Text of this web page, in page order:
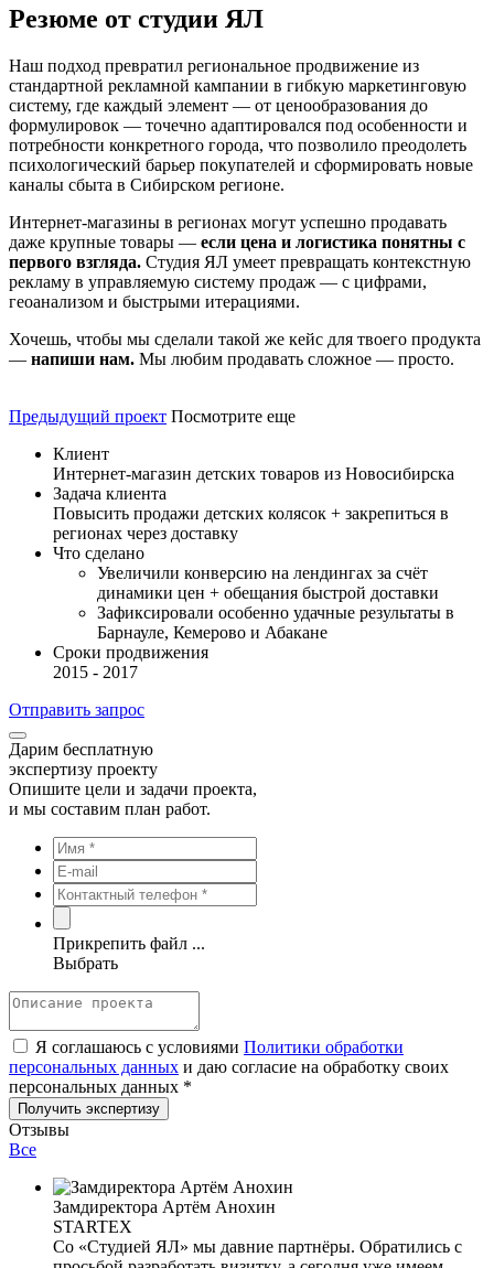
Резюме от студии ЯЛ
Наш подход превратил региональное продвижение из
стандартной рекламной кампании в гибкую маркетинговую
систему, где каждый элемент — от ценообразования до
формулировок — точечно адаптировался под особенности и
потребности конкретного города, что позволило преодолеть
психологический барьер покупателей и сформировать новые
каналы сбыта в Сибирском регионе.
Интернет-магазины в регионах могут успешно продавать
даже крупные товары — если цена и логистика понятны с
первого взгляда. Студия ЯЛ умеет превращать контекстную
рекламу в управляемую систему продаж — с цифрами,
геоанализом и быстрыми итерациями.
Хочешь, чтобы мы сделали такой же кейс для твоего продукта
— напиши нам. Мы любим продавать сложное — просто.
Предыдущий проект Посмотрите еще
Клиент
Интернет-магазин детских товаров из Новосибирска
Задача клиента
Повысить продажи детских колясок + закрепиться в
регионах через доставку
Что сделано
Увеличили конверсию на лендингах за счёт
динамики цен + обещания быстрой доставки
Зафиксировали особенно удачные результаты в
Барнауле, Кемерово и Абакане
Сроки продвижения
2015 - 2017
Отправить запрос
Дарим бесплатную
экспертизу проекту
Опишите цели и задачи проекта,
и мы составим план работ.
Прикрепить файл ...
Выбрать
Я соглашаюсь с условиями Политики обработки
персональных данных и даю согласие на обработку своих
персональных данных *
Отзывы
Все
Замдиректора Артём Анохин
STARTEX
Со «Студией ЯЛ» мы давние партнёры. Обратились с